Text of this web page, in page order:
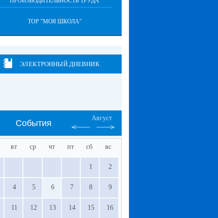
ТОР "МОЯ ШКОЛА"
ЭЛЕКТРОННЫЙ ДНЕВНИК
События
Август
вт ср чт пт сб вс
1 2
4 5 6 7 8 9
11 12 13 14 15 16